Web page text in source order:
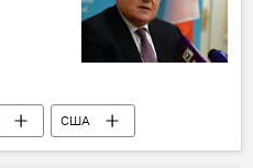
США
МИД РФ